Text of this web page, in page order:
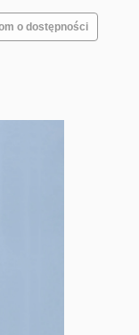
o dostępności